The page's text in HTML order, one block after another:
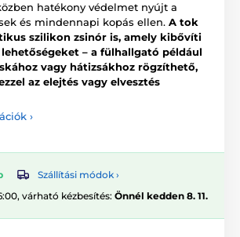
hatékony védelmet nyújt a
és mindennapi kopás ellen. A tok
szilikon zsinór is, amely kibővíti
lehetőségeket – a fülhallgató például
vagy hátizsákhoz rögzíthető,
az elejtés vagy elvesztés
›
Szállítási módok ›
várható kézbesítés: Önnél kedden 8. 11.